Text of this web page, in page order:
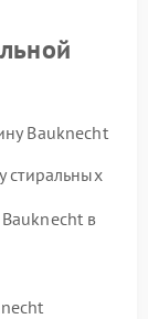
Bauknecht
стиральных
в